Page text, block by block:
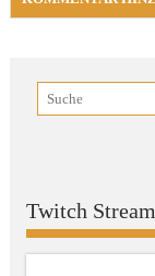
Twitch Stream